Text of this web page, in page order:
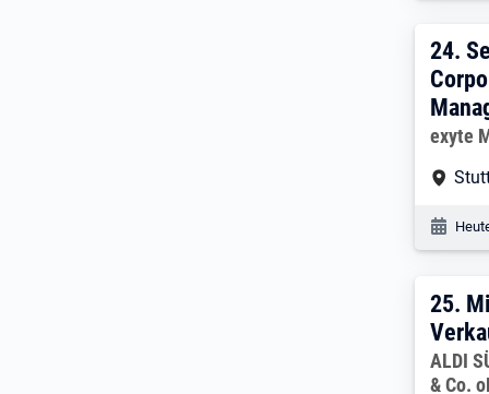
24.
24.
exyte
25.
25.
ALDI
& Co.